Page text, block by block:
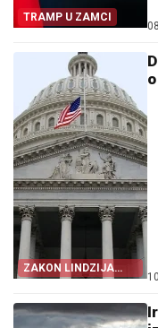
TRAMP U ZAMCI
ZAKON LINDZIJA
GREJEMA